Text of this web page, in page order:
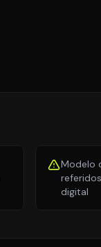
Modelo
digital